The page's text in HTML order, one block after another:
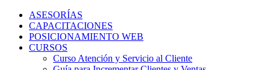
ASESORÍAS
CAPACITACIONES
POSICIONAMIENTO WEB
CURSOS
Curso Atención y Servicio al Cliente